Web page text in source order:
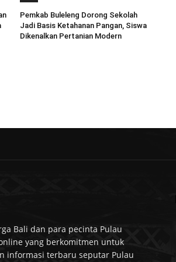
Pemkab Buleleng Dorong Sekolah
Jadi Basis Ketahanan Pangan, Siswa
Dikenalkan Pertanian Modern
Bali dan para pecinta Pulau
yang berkomitmen untuk
informasi terbaru seputar Pulau